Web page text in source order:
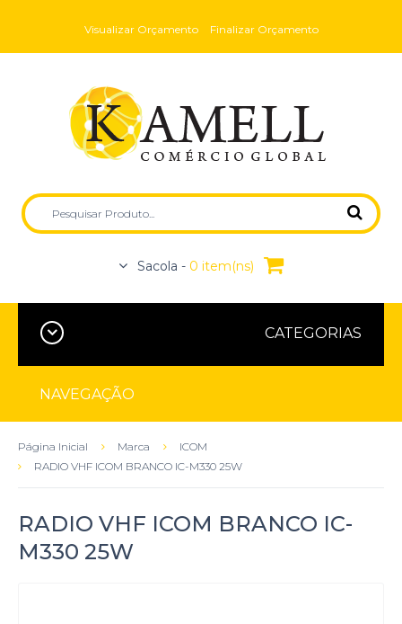
Visualizar Orçamento Finalizar Orçamento
Sacola - 0 item(ns)
CATEGORIAS
NAVEGAÇÃO
Página Inicial Marca
ICOM
RADIO VHF ICOM BRANCO IC-M330 25W
RADIO VHF ICOM BRANCO IC-
M330 25W